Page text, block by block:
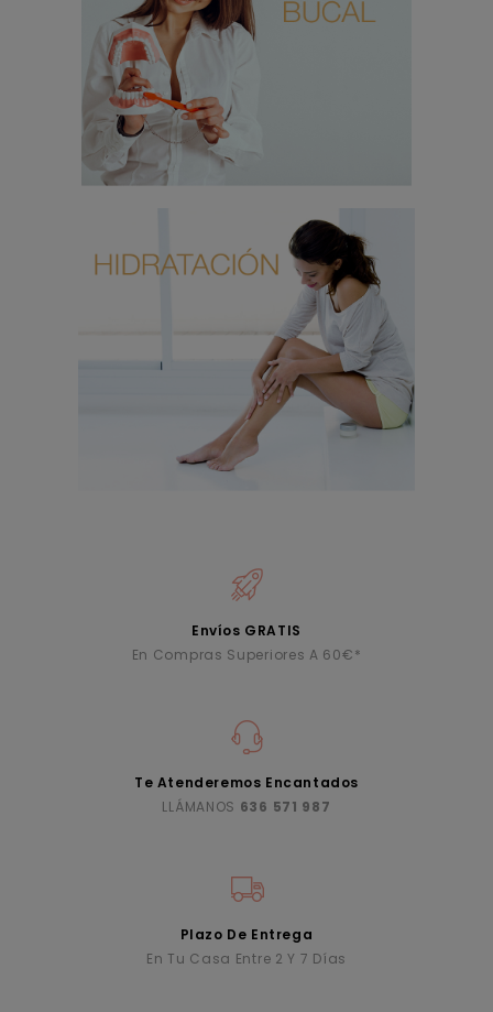
Envíos GRATIS
En Compras Superiores A 60€*
Te Atenderemos Encantados
LLÁMANOS 636 571 987
Plazo De Entrega
En Tu Casa Entre 2 Y 7 Días